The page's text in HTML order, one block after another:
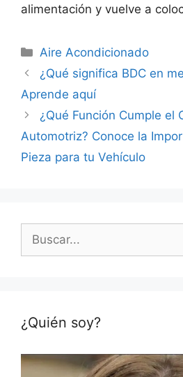
alimentación y vuelve a
Categorías
Aire Acondicionado
¿Qué significa BDC en
Aprende aquí
¿Qué Función Cumple el
Automotriz? Conoce la
Pieza para tu Vehículo
Buscar:
¿Quién soy?